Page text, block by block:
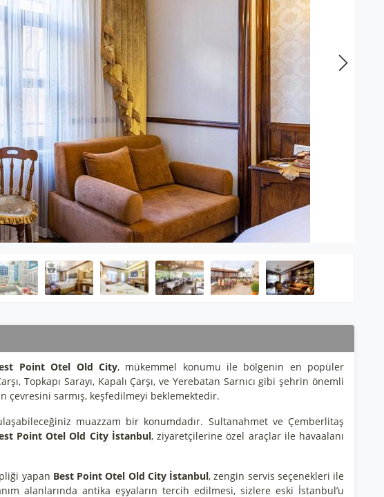
Point Otel Old City, mükemmel konumu ile bölgenin en popüler
Topkapı Sarayı, Kapalı Çarşı, ve Yerebatan Sarnıcı gibi şehrin önemli
çevresini sarmış, keşfedilmeyi beklemektedir.
muazzam bir konumdadır. Sultanahmet ve Çemberlitaş
Point Otel Old City İstanbul, ziyaretçilerine özel araçlar ile havaalanı
yapan Best Point Otel Old City İstanbul, zengin servis seçenekleri ile
alanlarında antika eşyaların tercih edilmesi, sizlere eski İstanbul’u